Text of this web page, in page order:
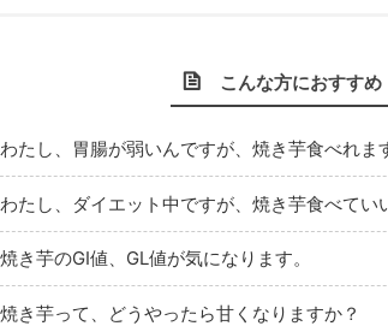
こんな方におすすめ
わたし、胃腸が弱いんですが、焼き芋食べれま
わたし、ダイエット中ですが、焼き芋食べてい
焼き芋のGI値、GL値が気になります。
焼き芋って、どうやったら甘くなりますか？